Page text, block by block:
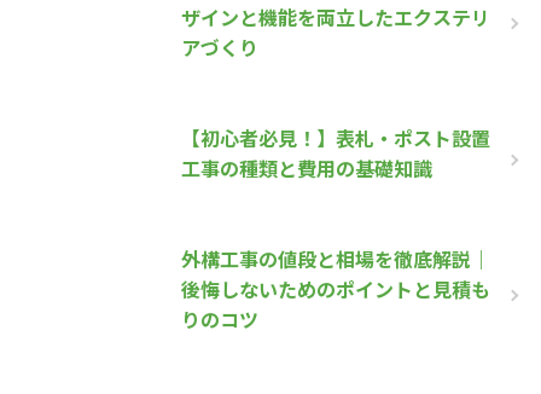
ザインと機能を両立したエクステリ
アづくり
【初心者必見！】表札・ポスト設置
工事の種類と費用の基礎知識
外構工事の値段と相場を徹底解説｜
後悔しないためのポイントと見積も
りのコツ